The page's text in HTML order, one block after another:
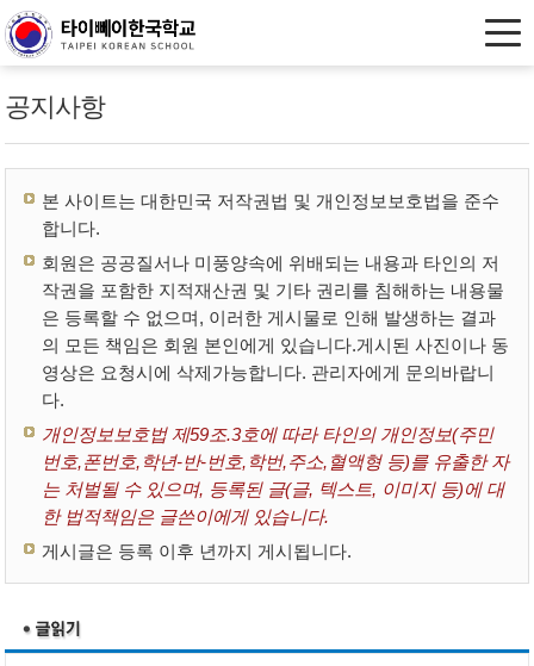
공지사항
본 사이트는 대한민국 저작권법 및 개인정보보호법을 준수
합니다.
회원은 공공질서나 미풍양속에 위배되는 내용과 타인의 저
작권을 포함한 지적재산권 및 기타 권리를 침해하는 내용물
은 등록할 수 없으며, 이러한 게시물로 인해 발생하는 결과
의 모든 책임은 회원 본인에게 있습니다.게시된 사진이나 동
영상은 요청시에 삭제가능합니다. 관리자에게 문의바랍니
다.
개인정보보호법 제59조.3호에 따라 타인의 개인정보(주민
번호,폰번호,학년-반-번호,학번,주소,혈액형 등)를 유출한 자
는 처벌될 수 있으며, 등록된 글(글, 텍스트, 이미지 등)에 대
한 법적책임은 글쓴이에게 있습니다.
게시글은 등록 이후 년까지 게시됩니다.